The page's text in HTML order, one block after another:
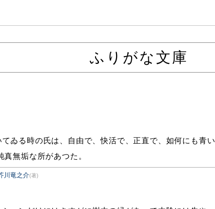
ふりがな文庫
ゐる時の氏は、自由で、快活で、正直で、如何にも青い
真無垢な所があつた。
川竜之介(著)